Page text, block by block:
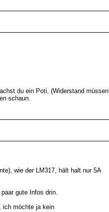
du ein Poti, (Widerstand müssen
schaun.
wie der LM317, hält halt nur 5A
gute Infos drin.
ich möchte ja kein